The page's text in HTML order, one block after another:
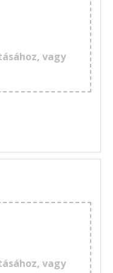
vagy
vagy